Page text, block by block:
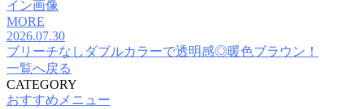
MORE
2026.07.30
ブリーチなしダブルカラーで透明感◎暖色ブラウン！
一覧へ戻る
CATEGORY
おすすめメニュー